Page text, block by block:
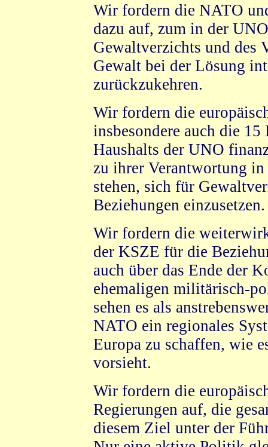
Wir fordern die NATO
dazu auf, zum in der
Gewaltverzichts und des
Gewalt bei der Lösung
zurückzukehren.
Wir fordern die
insbesondere auch die
Haushalts der UNO
zu ihrer Verantwortung
stehen, sich für
Beziehungen einzusetzen.
Wir fordern die
der KSZE für die
auch über das Ende der
ehemaligen militärisch-
sehen es als
NATO ein regionales
Europa zu schaffen, wie
vorsieht.
Wir fordern die
Regierungen auf, die
diesem Ziel unter der